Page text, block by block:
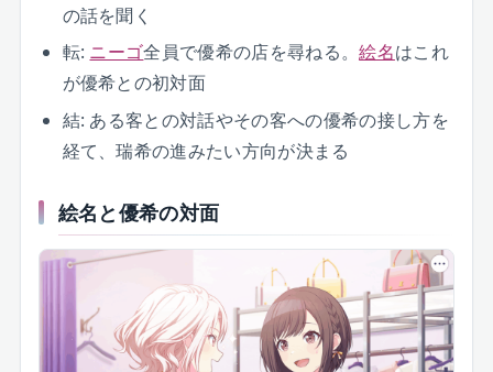
の話を聞く
転: ニーゴ全員で優希の店を尋ねる。絵名はこれ
が優希との初対面
結: ある客との対話やその客への優希の接し方を
経て、瑞希の進みたい方向が決まる
絵名と優希の対面